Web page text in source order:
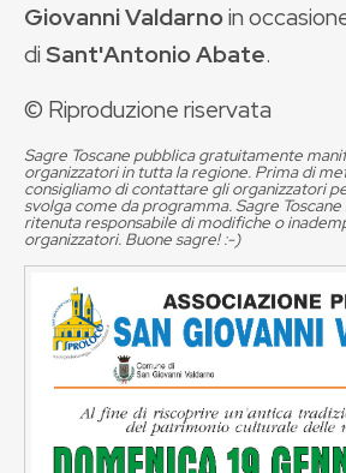
Giovanni Valdarnoin
diSant'Antonio Abate.
© Riproduzione riservata
Sagre Toscane pubblica gratuitamente
organizzatori in tutta la regione. Prima di
consigliamo di contattare gli organizzatori
svolga come da programma. Sagre
ritenuta responsabile di modifiche o
organizzatori. Buone sagre! :-)